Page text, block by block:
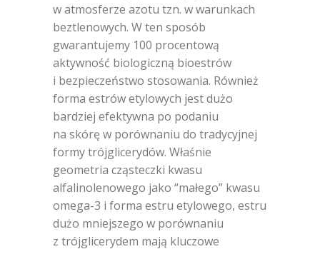
w atmosferze azotu tzn. w warunkach
beztlenowych. W ten sposób
gwarantujemy 100 procentową
aktywność biologiczną bioestrów
i bezpieczeństwo stosowania. Również
forma estrów etylowych jest dużo
bardziej efektywna po podaniu
na skórę w porównaniu do tradycyjnej
formy trójglicerydów. Właśnie
geometria cząsteczki kwasu
alfalinolenowego jako “małego” kwasu
omega-3 i forma estru etylowego, estru
dużo mniejszego w porównaniu
z trójglicerydem mają kluczowe